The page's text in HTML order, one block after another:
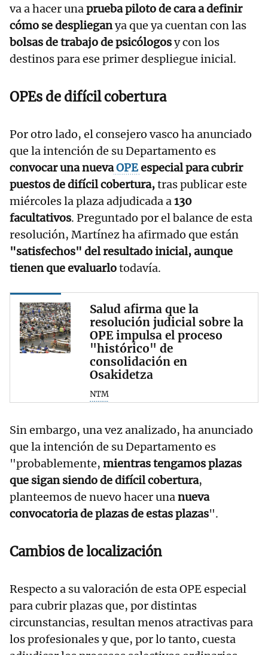
va a hacer unaprueba piloto de cara a definir
cómo se desplieganya que ya cuentan con las
bolsas de trabajo de psicólogosy con los
destinos para ese primer despliegue inicial.
OPEs de difícil cobertura
Por otro lado, el consejero vasco ha anunciado
que la intención de su Departamento es
convocar una nuevaOPEespecial para cubrir
puestos de difícil cobertura,tras publicar este
miércoles la plaza adjudicada a130
facultativos. Preguntado por el balance de esta
resolución, Martínez ha afirmado que están
"satisfechos" del resultado inicial, aunque
tienen que evaluarlotodavía.
Salud afirma que la
resolución judicial sobre la
OPE impulsa el proceso
"histórico" de
consolidación en
Osakidetza
NTM
Sin embargo, una vez analizado, ha anunciado
que la intención de su Departamento es
"probablemente, mientras tengamos plazas
que sigan siendo de difícil cobertura,
planteemos de nuevo hacer unanueva
convocatoria de plazas de estas plazas".
Cambios de localización
Respecto a su valoración de esta OPE especial
para cubrir plazas que, por distintas
circunstancias, resultan menos atractivas para
los profesionales y que, por lo tanto, cuesta